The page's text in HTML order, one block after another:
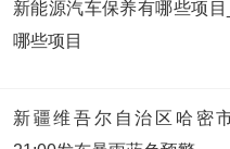
新能源汽车保养有哪些项
哪些项目
新疆维吾尔自治区哈密